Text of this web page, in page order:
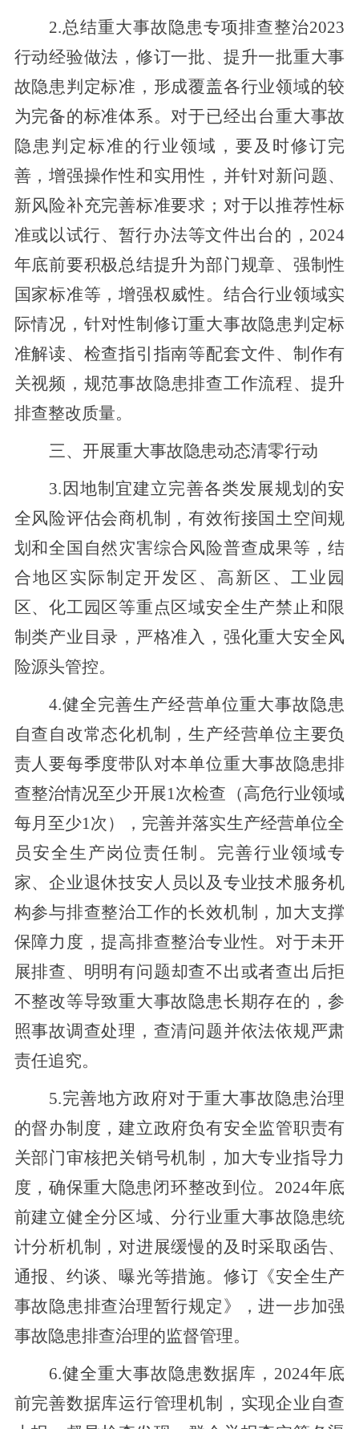
2.总结重大事故隐患专项排查整治2023
行动经验做法，修订一批、提升一批重大事
故隐患判定标准，形成覆盖各行业领域的较
为完备的标准体系。对于已经出台重大事故
隐患判定标准的行业领域，要及时修订完
善，增强操作性和实用性，并针对新问题、
新风险补充完善标准要求；对于以推荐性标
准或以试行、暂行办法等文件出台的，2024
年底前要积极总结提升为部门规章、强制性
国家标准等，增强权威性。结合行业领域实
际情况，针对性制修订重大事故隐患判定标
准解读、检查指引指南等配套文件、制作有
关视频，规范事故隐患排查工作流程、提升
排查整改质量。
三、 开展重大事故隐患动态清零行动
3.因地制宜建立完善各类发展规划的安
全风险评估会商机制，有效衔接国土空间规
划和全国自然灾害综合风险普查成果等，结
合地区实际制定开发区、高新区、工业园
区、化工园区等重点区域安全生产禁止和限
制类产业目录，严格准入，强化重大安全风
险源头管控。
4.健全完善生产经营单位重大事故隐患
自查自改常态化机制，生产经营单位主要负
责人要每季度带队对本单位重大事故隐患排
查整治情况至少开展1次检查（高危行业领域
每月至少1次），完善并落实生产经营单位全
员安全生产岗位责任制。 完善行业领域专
家、企业退休技安人员以及专业技术服务机
构参与排查整治工作的长效机制，加大支撑
保障力度，提高排查整治专业性。对于未开
展排查、明明有问题却查不出或者查出后拒
不整改等导致重大事故隐患长期存在的，参
照事故调查处理，查清问题并依法依规严肃
责任追究。
5.完善地方政府对于重大事故隐患治理
的督办制度，建立政府负有安全监管职责有
关部门审核把关销号机制， 加大专业指导力
度， 确保重大隐患闭环整改到位。2024年底
前建立健全分区域、分行业重大事故隐患统
计分析机制，对进展缓慢的及时采取函告、
通报、约谈、曝光等措施。修订《安全生产
事故隐患排查治理暂行规定》，进一步加强
事故隐患排查治理的监督管理。
6.健全重大事故隐患数据库，2024年底
前完善数据库运行管理机制，实现企业自查